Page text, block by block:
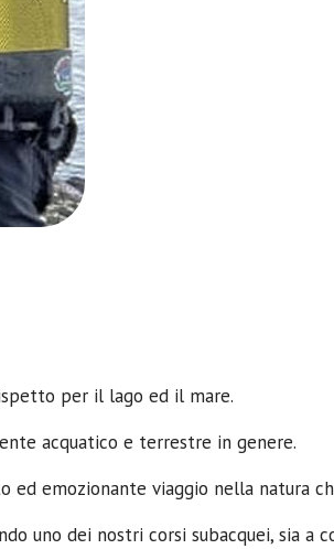
per il lago ed il mare.
acquatico e terrestre in genere.
ed emozionante viaggio nella natura
uno dei nostri corsi subacquei, sia a